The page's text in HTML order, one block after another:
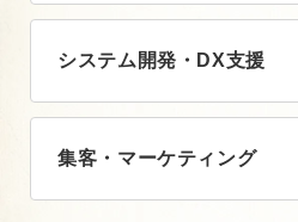
システム開発・DX支援
集客・マーケティング